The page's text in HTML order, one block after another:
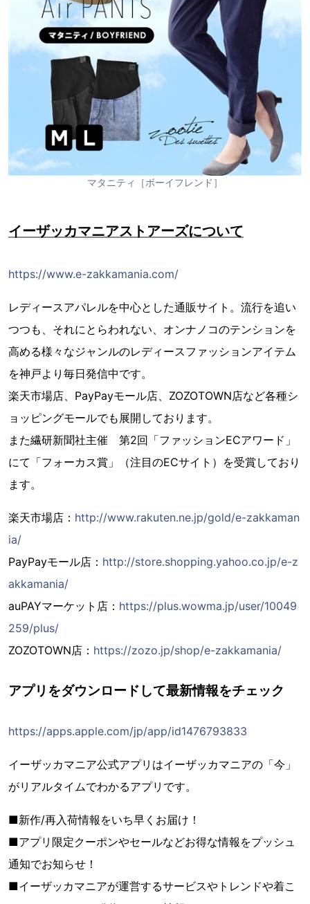
マタニティ［ボーイフレンド］
イーザッカマニアストアーズについて
https://www.e-zakkamania.com/
レディースアパレルを中心とした通販サイト。流行を追い
つつも、それにとらわれない、オンナノコのテンションを
高める様々なジャンルのレディースファッションアイテム
を神戸より毎日発信中です。
楽天市場店、PayPayモール店、ZOZOTOWN店など各種シ
ョッピングモールでも展開しております。
また繊研新聞社主催 第2回「ファッションECアワード」
にて「フォーカス賞」（注目のECサイト）を受賞しており
ます。
楽天市場店： http://www.rakuten.ne.jp/gold/e-zakkaman
ia/
PayPayモール店： http://store.shopping.yahoo.co.jp/e-z
akkamania/
auPAYマーケット店： https://plus.wowma.jp/user/10049
259/plus/
ZOZOTOWN店： https://zozo.jp/shop/e-zakkamania/
アプリをダウンロードして最新情報をチェック
https://apps.apple.com/jp/app/id1476793833
イーザッカマニア公式アプリはイーザッカマニアの「今」
がリアルタイムでわかるアプリです。
■新作/再入荷情報をいち早くお届け！
■アプリ限定クーポンやセールなどお得な情報をプッシュ
通知でお知らせ！
■イーザッカマニアが運営するサービスやトレンドや着こ